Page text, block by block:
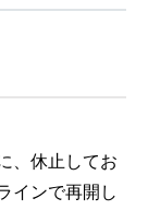
、休止してお
インで再開し